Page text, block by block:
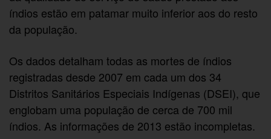
índios estão em patamar muito inferior aos do resto
da população.
Os dados detalham todas as mortes de índios
registradas desde 2007 em cada um dos 34
Distritos Sanitários Especiais Indígenas (DSEI), que
englobam uma população de cerca de 700 mil
índios. As informações de 2013 estão incompletas.